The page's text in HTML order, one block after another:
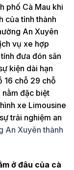
phố Cà Mau khi
của tỉnh thành
An Xuyên
vụ xe hợp
đưa đón sân
kiện dài hạn
16 chỗ 29 chỗ
đặc biệt
xe Limousine
trải nghiệm an
An Xuyên thành
ở đâu của cà